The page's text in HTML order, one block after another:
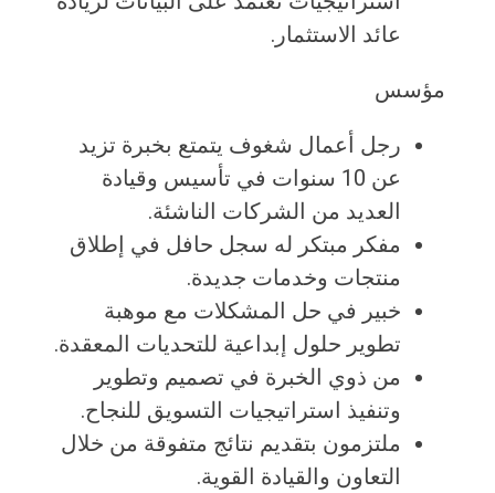
عائد الاستثمار.
مؤسس
رجل أعمال شغوف يتمتع بخبرة تزيد
عن 10 سنوات في تأسيس وقيادة
العديد من الشركات الناشئة.
مفكر مبتكر له سجل حافل في إطلاق
منتجات وخدمات جديدة.
خبير في حل المشكلات مع موهبة
تطوير حلول إبداعية للتحديات المعقدة.
من ذوي الخبرة في تصميم وتطوير
وتنفيذ استراتيجيات التسويق للنجاح.
ملتزمون بتقديم نتائج متفوقة من خلال
التعاون والقيادة القوية.